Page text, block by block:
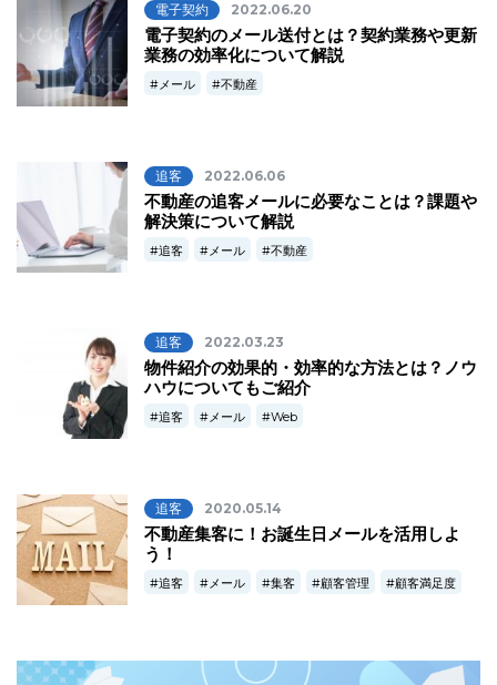
電子契約 2022.06.20
電子契約のメール送付とは？契約業務や更新
業務の効率化について解説
メール 不動産
追客 2022.06.06
不動産の追客メールに必要なことは？課題や
解決策について解説
追客 メール 不動産
追客 2022.03.23
物件紹介の効果的・効率的な方法とは？ノウ
ハウについてもご紹介
追客 メール Web
追客 2020.05.14
不動産集客に！お誕生日メールを活用しよ
う！
追客 メール 集客 顧客管理 顧客満足度